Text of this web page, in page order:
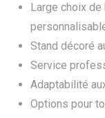
Large choix
Stand décoré
Service
Adaptabilité
Options pour